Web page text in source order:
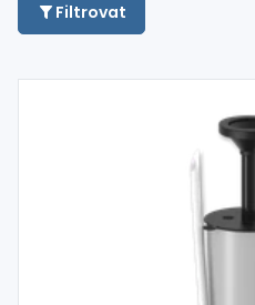
Filtrovat